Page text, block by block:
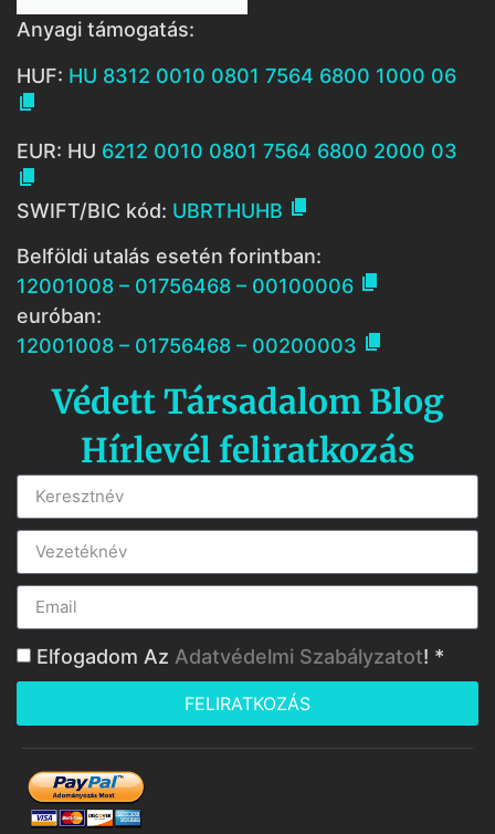
Anyagi támogatás:
HUF: HU 8312 0010 0801 7564 6800 1000 06

EUR: HU 6212 0010 0801 7564 6800 2000 03

SWIFT/BIC kód: UBRTHUHB 
Belföldi utalás esetén forintban:
12001008 – 01756468 – 00100006 
euróban:
12001008 – 01756468 – 00200003 
Védett Társadalom Blog
Hírlevél feliratkozás
Elfogadom Az Adatvédelmi Szabályzatot! *
FELIRATKOZÁS